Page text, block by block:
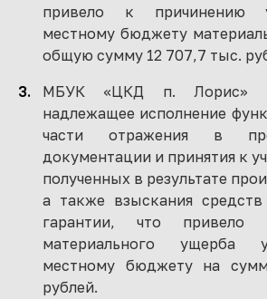
привело к причинению
местному бюджету
общую сумму 12 707,7 тыс.
МБУК «ЦКД п. Лорис»
надлежащее исполнение
части отражения в
документации и принятия к
полученных в результате
а также взыскания
гарантии, что привело
материального ущерба
местному бюджету на
рублей.